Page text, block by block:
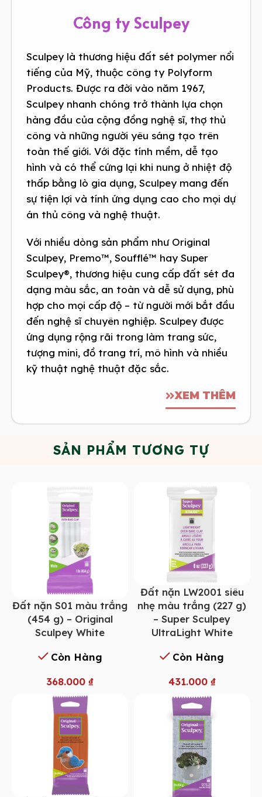
Công ty Sculpey
Sculpey là thương hiệu đất sét polymer nổi
tiếng của Mỹ, thuộc công ty Polyform
Products. Được ra đời vào năm 1967,
Sculpey nhanh chóng trở thành lựa chọn
hàng đầu của cộng đồng nghệ sĩ, thợ thủ
công và những người yêu sáng tạo trên
toàn thế giới. Với đặc tính mềm, dễ tạo
hình và có thể cứng lại khi nung ở nhiệt độ
thấp bằng lò gia dụng, Sculpey mang đến
sự tiện lợi và tính ứng dụng cao cho mọi dự
án thủ công và nghệ thuật.
Với nhiều dòng sản phẩm như Original
Sculpey, Premo™, Soufflé™ hay Super
Sculpey®, thương hiệu cung cấp đất sét đa
dạng màu sắc, an toàn và dễ sử dụng, phù
hợp cho mọi cấp độ – từ người mới bắt đầu
đến nghệ sĩ chuyên nghiệp. Sculpey được
ứng dụng rộng rãi trong làm trang sức,
tượng mini, đồ trang trí, mô hình và nhiều
kỹ thuật nghệ thuật đặc sắc.
XEM THÊM
SẢN PHẨM TƯƠNG TỰ
Đất nặn S01 màu trắng
(454 g) – Original
Sculpey White
Còn Hàng
368.000 ₫
Đất nặn LW2001 siêu
nhẹ màu trắng (227 g)
– Super Sculpey
UltraLight White
Còn Hàng
431.000 ₫